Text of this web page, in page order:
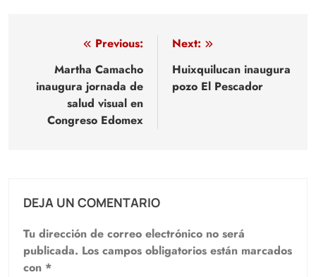
Navegación
entradas
Previous:
Martha Camacho
inaugura jornada de
salud visual en
Congreso Edomex
Next:
Huixquilucan inaugura
pozo El Pescador
DEJA UN COMENTARIO
Tu dirección de correo electrónico no será
publicada. Los campos obligatorios están marcados
con *